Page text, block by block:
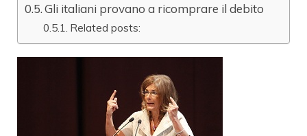
Gli italiani provano a ricomprare il debito
Related posts: